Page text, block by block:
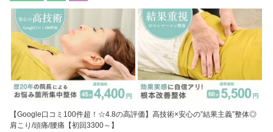
【Google口コミ100件超！☆4.8の高評価】高技術×安心の”結果主義”整体◎
肩こり/頭痛/腰痛【初回3300～】